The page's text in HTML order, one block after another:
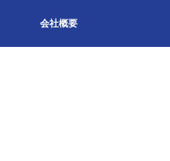
会社概要